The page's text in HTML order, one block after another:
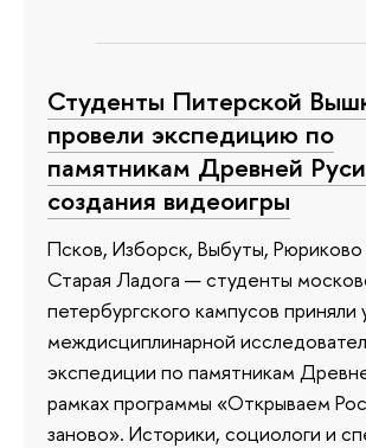
Студенты Питерской
провели экспедицию по
памятникам Древней
создания видеоигры
Псков, Изборск, Выбуты,
Старая Ладога — студенты
петербургского кампусов приняли
междисциплинарной
экспедиции по памятникам
рамках программы «Открываем
заново». Историки, социологи и